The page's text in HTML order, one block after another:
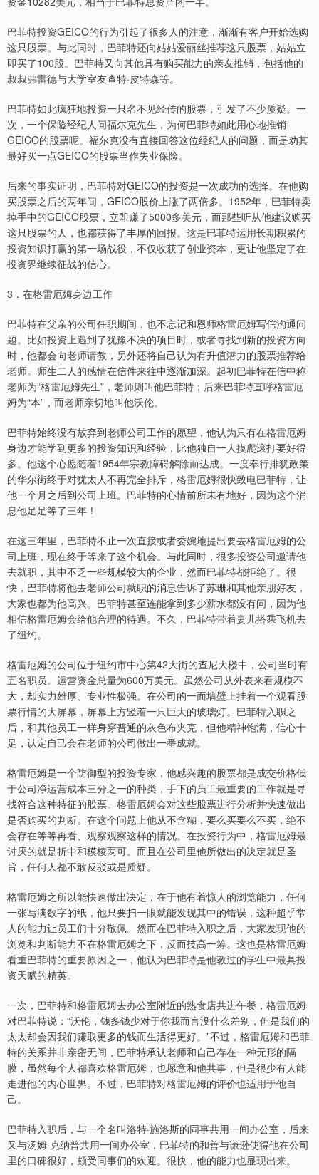
巴菲特投资GEICO的行为引起了很多人的注意，渐渐有客户开始选购
这只股票。与此同时，巴菲特还向姑姑爱丽丝推荐这只股票，姑姑立
即买了100股。巴菲特又向其他具有购买能力的亲友推销，包括他的
叔叔弗雷德与大学室友查特·皮特森等。
巴菲特如此疯狂地投资一只名不见经传的股票，引发了不少质疑。一
次，一个保险经纪人问福尔克先生，为何巴菲特如此用心地推销
GEICO的股票呢。福尔克没有直接回答这位经纪人的问题，而是劝其
最好买一点GEICO的股票当作失业保险。
后来的事实证明，巴菲特对GEICO的投资是一次成功的选择。在他购
买股票之后的两年间，GEICO股价上涨了两倍多。1952年，巴菲特卖
掉手中的GEICO股票，立即赚了5000多美元，而那些听从他建议购买
这只股票的人，也都获得了丰厚的回报。这是巴菲特运用长期积累的
投资知识打赢的第一场战役，不仅收获了创业资本，更让他坚定了在
投资界继续征战的信心。
3．在格雷厄姆身边工作
巴菲特在父亲的公司任职期间，也不忘记和恩师格雷厄姆写信沟通问
题。比如投资上遇到了犹豫不决的项目时，或者寻找到新的投资方向
时，他都会向老师请教，另外还将自己认为有升值潜力的股票推荐给
老师。师生二人的感情在信件来往中逐渐加深。起初巴菲特在信中称
老师为“格雷厄姆先生”，老师则叫他巴菲特；后来巴菲特直呼格雷厄
姆为“本”，而老师亲切地叫他沃伦。
巴菲特始终没有放弃到老师公司工作的愿望，他认为只有在格雷厄姆
身边才能学到更多的投资知识和经验，比他独自一人摸爬滚打要好得
多。他这个心愿随着1954年宗教障碍解除而达成。一度奉行排犹政策
的华尔街终于对犹太人不再完全排斥，格雷厄姆很快致电巴菲特，让
他一个月之后到公司上班。巴菲特的心情前所未有地好，因为这个消
息他足足等了三年！
在这三年里，巴菲特不止一次直接或者委婉地提出要去格雷厄姆的公
司上班，现在终于等来了这个机会。与此同时，很多投资公司邀请他
去就职，其中不乏一些规模较大的企业，然而巴菲特都拒绝了。很
快，巴菲特将他去老师公司就职的消息告诉了苏珊和其他亲朋好友，
大家也都为他高兴。巴菲特甚至连能拿到多少薪水都没有问，因为他
相信格雷厄姆会给他合理的待遇。不久，巴菲特带着妻儿搭乘飞机去
了纽约。
格雷厄姆的公司位于纽约市中心第42大街的查尼大楼中，公司当时有
五名职员。运营资金总量为600万美元。虽然公司从外表来看规模不
大，却实力雄厚、专业性极强。在公司的一面墙壁上挂着一个观看股
票行情的大屏幕，屏幕上方竖着一只巨大的玻璃灯。巴菲特入职之
后，和其他员工一样身穿普通的灰色布夹克，但他精神饱满，信心十
足，认定自己会在老师的公司做出一番成就。
格雷厄姆是一个防御型的投资专家，他感兴趣的股票都是成交价格低
于公司净运营成本三分之一的种类，手下的员工最重要的工作就是寻
找符合这种特征的股票。格雷厄姆会对这些股票进行分析并快速做出
是否购买的判断。在这个问题上他从不含糊，要么买要么不买，绝不
会存在等等再看、观察观察这样的情况。在投资行为中，格雷厄姆最
讨厌的就是折中和模棱两可。而且在公司里他所做出的决定就是圣
旨，任何人都不敢反驳或是质疑。
格雷厄姆之所以能快速做出决定，在于他有着惊人的浏览能力，任何
一张写满数字的纸，他只要扫一眼就能发现其中的错误，这种超乎常
人的能力让员工们十分敬佩。然而在巴菲特入职之后，大家发现他的
浏览和判断能力不在格雷厄姆之下，反而技高一筹。这也是格雷厄姆
看重巴菲特的重要原因之一，他认为巴菲特是他教过的学生中最具投
资天赋的精英。
一次，巴菲特和格雷厄姆去办公室附近的熟食店共进午餐，格雷厄姆
对巴菲特说：“沃伦，钱多钱少对于你我而言没什么差别，但是我们的
太太却会因我们赚取更多的钱而生活得更好。”不过，格雷厄姆和巴菲
特的关系并非亲密无间，巴菲特承认老师和自己存在一种无形的隔
膜，虽然每个人都喜欢格雷厄姆，也愿意和他共事，但是很少有人能
走进他的内心世界。不过，巴菲特对格雷厄姆的评价也适用于他自
己。
巴菲特入职后，与一个名叫洛特·施洛斯的同事共用一间办公室，后来
又与汤姆·克纳普共用一间办公室，巴菲特的和善与谦逊使得他在公司
里的口碑很好，颇受同事们的欢迎。很快，他的能力也显现出来。